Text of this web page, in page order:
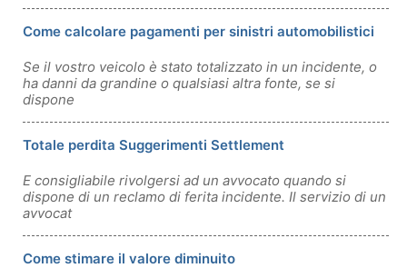
Come calcolare pagamenti per sinistri automobilistici
Se il vostro veicolo è stato totalizzato in un incidente, o
ha danni da grandine o qualsiasi altra fonte, se si
dispone
Totale perdita Suggerimenti Settlement
E consigliabile rivolgersi ad un avvocato quando si
dispone di un reclamo di ferita incidente. Il servizio di un
avvocat
Come stimare il valore diminuito